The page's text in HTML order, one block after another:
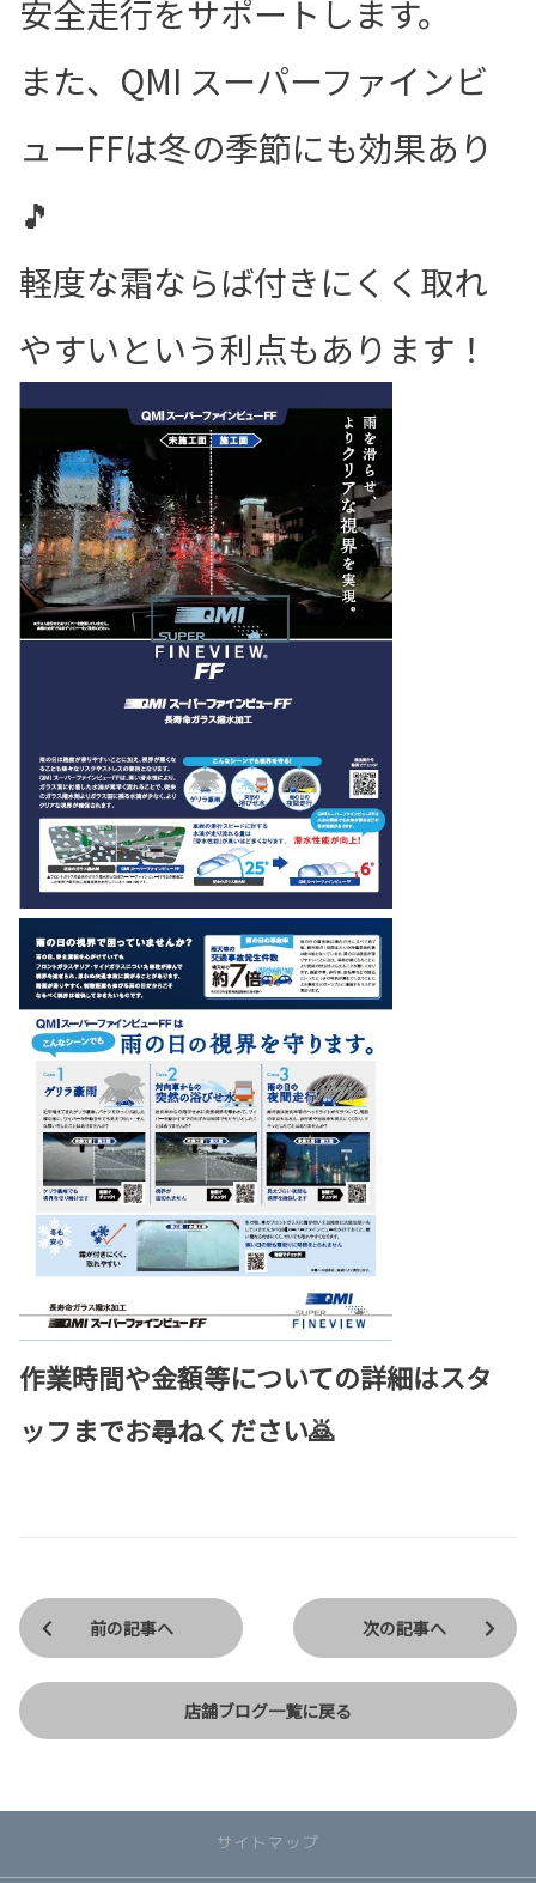
安全走行をサポートします。
また、QMI スーパーファインビ
ューFFは冬の季節にも効果あり
🎵
軽度な霜ならば付きにくく取れ
やすいという利点もあります！
作業時間や金額等についての詳細はスタ
ッフまでお尋ねください🙇
前の記事へ
店舗ブログ一覧に戻る
次の記事へ
サイトマップ